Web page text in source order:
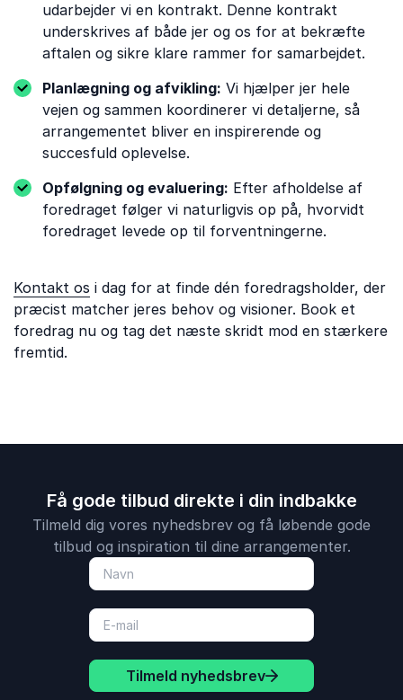
udarbejder vi en kontrakt. Denne kontrakt
underskrives af både jer og os for at bekræfte
aftalen og sikre klare rammer for samarbejdet.
Planlægning og afvikling: Vi hjælper jer hele
vejen og sammen koordinerer vi detaljerne, så
arrangementet bliver en inspirerende og
succesfuld oplevelse.
Opfølgning og evaluering: Efter afholdelse af
foredraget følger vi naturligvis op på, hvorvidt
foredraget levede op til forventningerne.
Kontakt os i dag for at finde dén foredragsholder, der
præcist matcher jeres behov og visioner. Book et
foredrag nu og tag det næste skridt mod en stærkere
fremtid.
Få gode tilbud direkte i din indbakke
Tilmeld dig vores nyhedsbrev og få løbende gode
tilbud og inspiration til dine arrangementer.
Tilmeld nyhedsbrev